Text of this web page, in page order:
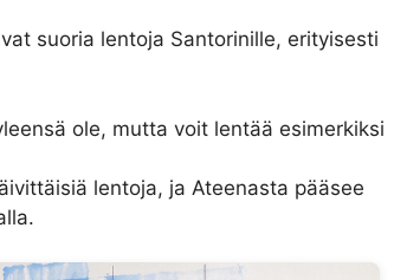
suoria lentoja Santorinille, erityisesti
ole, mutta voit lentää esimerkiksi
lentoja, ja Ateenasta pääsee